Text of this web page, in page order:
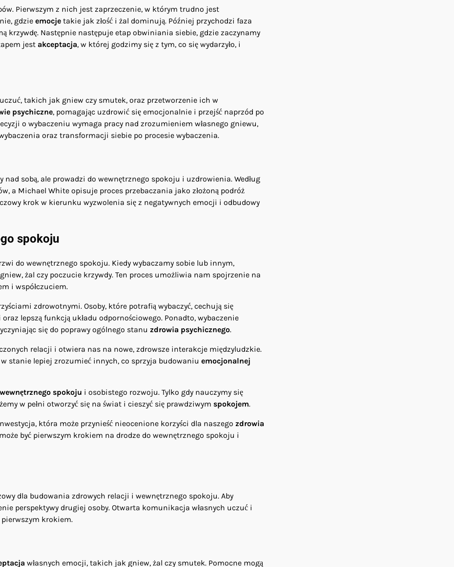
Pierwszym z nich jest zaprzeczenie, w którym trudno jest
gdzie emocje takie jak złość i żal dominują. Później przychodzi faza
krzywdę. Następnie następuje etap obwiniania siebie, gdzie zaczynamy
jest akceptacja, w której godzimy się z tym, co się wydarzyło, i
takich jak gniew czy smutek, oraz przetworzenie ich w
psychiczne, pomagając uzdrowić się emocjonalnie i przejść naprzód po
o wybaczeniu wymaga pracy nad zrozumieniem własnego gniewu,
oraz transformacji siebie po procesie wybaczenia.
sobą, ale prowadzi do wewnętrznego spokoju i uzdrowienia. Według
a Michael White opisuje proces przebaczania jako złożoną podróż
krok w kierunku wyzwolenia się z negatywnych emocji i odbudowy
spokoju
do wewnętrznego spokoju. Kiedy wybaczamy sobie lub innym,
żal czy poczucie krzywdy. Ten proces umożliwia nam spojrzenie na
i współczuciem.
zdrowotnymi. Osoby, które potrafią wybaczyć, cechują się
lepszą funkcją układu odpornościowego. Ponadto, wybaczenie
się do poprawy ogólnego stanu zdrowia psychicznego.
relacji i otwiera nas na nowe, zdrowsze interakcje międzyludzkie.
stanie lepiej zrozumieć innych, co sprzyja budowaniu emocjonalnej
wewnętrznego spokoju i osobistego rozwoju. Tylko gdy nauczymy się
w pełni otworzyć się na świat i cieszyć się prawdziwym spokojem.
która może przynieść nieocenione korzyści dla naszego zdrowia
być pierwszym krokiem na drodze do wewnętrznego spokoju i
dla budowania zdrowych relacji i wewnętrznego spokoju. Aby
perspektywy drugiej osoby. Otwarta komunikacja własnych uczuć i
pierwszym krokiem.
własnych emocji, takich jak gniew, żal czy smutek. Pomocne mogą